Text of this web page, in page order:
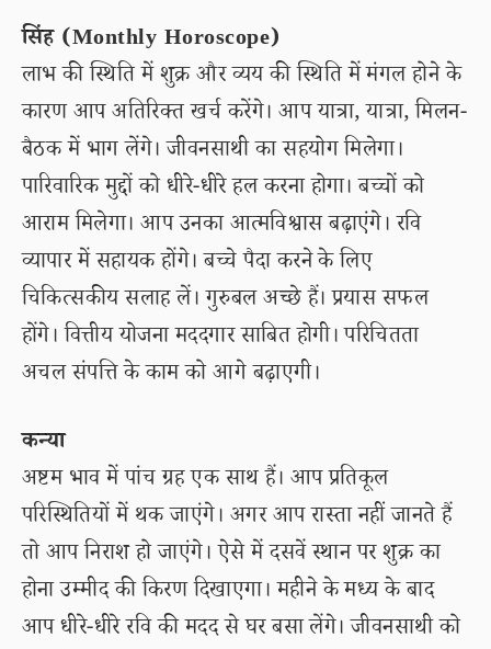
सिंह (Monthly Horoscope)
लाभ की स्थिति में शुक्र और व्यय की स्थिति में मंगल होने के
कारण आप अतिरिक्त खर्च करेंगे। आप यात्रा, यात्रा, मिलन-
बैठक में भाग लेंगे। जीवनसाथी का सहयोग मिलेगा।
पारिवारिक मुद्दों को धीरे-धीरे हल करना होगा। बच्चों को
आराम मिलेगा। आप उनका आत्मविश्वास बढ़ाएंगे। रवि
व्यापार में सहायक होंगे। बच्चे पैदा करने के लिए
चिकित्सकीय सलाह लें। गुरुबल अच्छे हैं। प्रयास सफल
होंगे। वित्तीय योजना मददगार साबित होगी। परिचितता
अचल संपत्ति के काम को आगे बढ़ाएगी।
कन्या
अष्टम भाव में पांच ग्रह एक साथ हैं। आप प्रतिकूल
परिस्थितियों में थक जाएंगे। अगर आप रास्ता नहीं जानते हैं
तो आप निराश हो जाएंगे। ऐसे में दसवें स्थान पर शुक्र का
होना उम्मीद की किरण दिखाएगा। महीने के मध्य के बाद
आप धीरे-धीरे रवि की मदद से घर बसा लेंगे। जीवनसाथी को